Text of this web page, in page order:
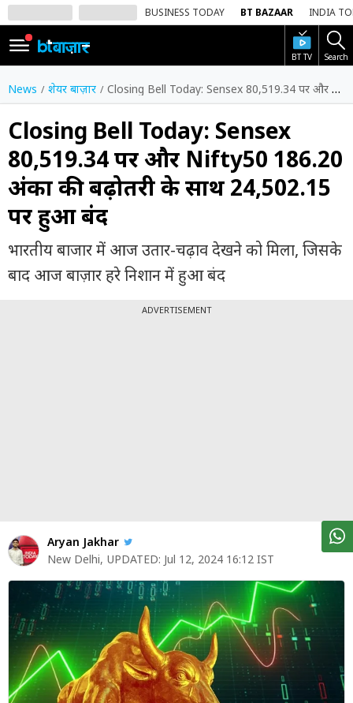
BUSINESS TODAY BT BAZAAR INDIA
BT TV Search
SIGN
IN
Dark
Mode
होम
शेयर
बाज़ार
वीडियो
ट्रेंडिंग
शेयर
बाज़ार
ट्रेंडिंग
बिजनेस
न्यूज
वीडियो
News शेयर बाज़ार Closing Bell Today: Sensex 80,519.34 पर और Nifty50 186.20 अंकों की बढ़ोतरी के साथ 24,502.15 पर हुआ बंद
Closing Bell Today: Sensex
80,519.34 पर और Nifty50 186.20
अंकों की बढ़ोतरी के साथ 24,502.15
पर हुआ बंद
भारतीय बाजार में आज उतार-चढ़ाव देखने को मिला, जिसके
बाद आज बाज़ार हरे निशान में हुआ बंद
ADVERTISEMENT
Aryan Jakhar
New Delhi, UPDATED: Jul 12, 2024 16:12 IST